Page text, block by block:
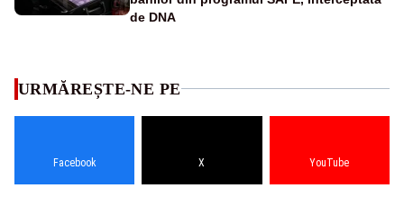
de DNA
URMĂREȘTE-NE PE
Facebook X YouTube